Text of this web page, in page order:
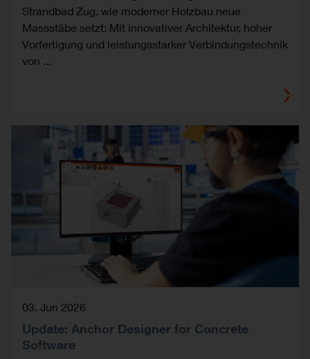
Strandbad Zug, wie moderner Holzbau neue
Massstäbe setzt: Mit innovativer Architektur, hoher
Vorfertigung und leistungsstarker Verbindungstechnik
von ...
03. Jun 2026
Update: Anchor Designer for Concrete
Software